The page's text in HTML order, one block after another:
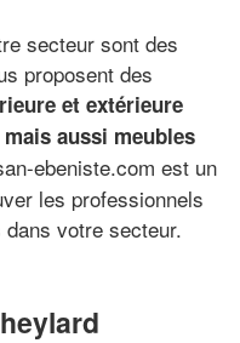
secteur sont des
proposent des
et extérieure
aussi meubles
ebeniste.com est un
les professionnels
votre secteur.